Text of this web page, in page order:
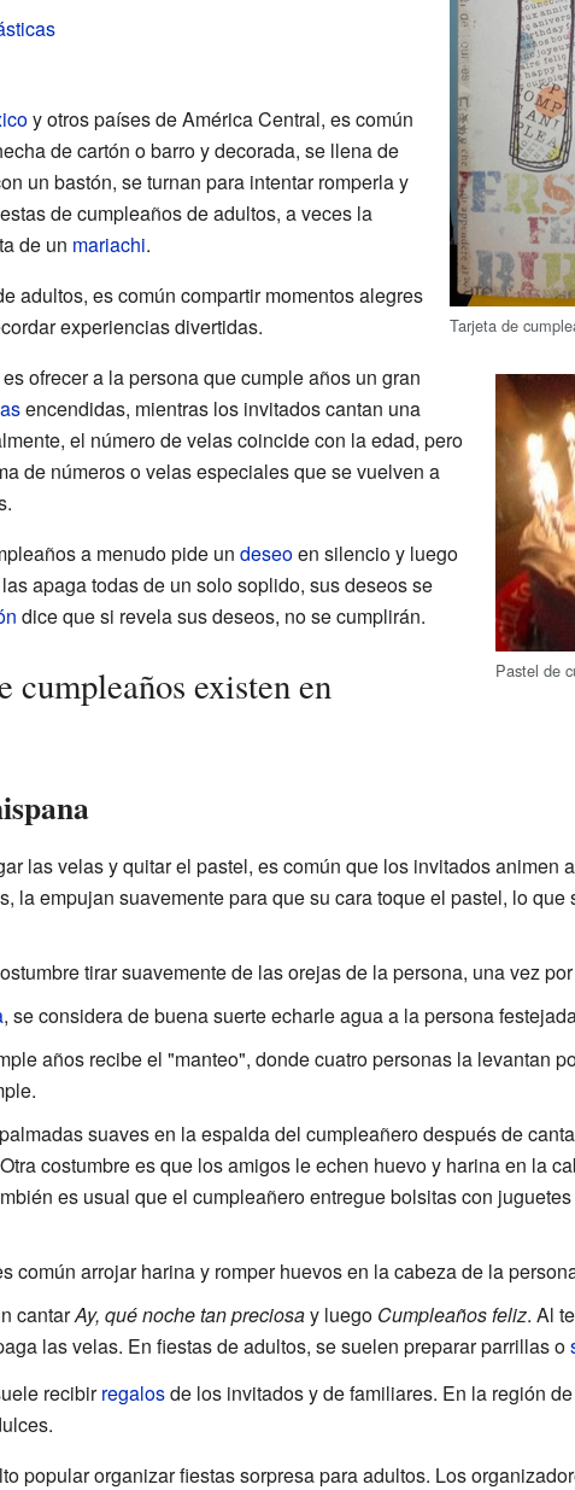
Tarjeta de
y otros países de América Central, es común
de cartón o barro y decorada, se llena de
un bastón, se turnan para intentar romperla y
de cumpleaños de adultos, a veces la
de un mariachi.
adultos, es común compartir momentos alegres
experiencias divertidas.
Pastel de
ofrecer a la persona que cumple años un gran
encendidas, mientras los invitados cantan una
el número de velas coincide con la edad, pero
de números o velas especiales que se vuelven a
a menudo pide un deseoen silencio y luego
apaga todas de un solo soplido, sus deseos se
dice que si revela sus deseos, no se cumplirán.
cumpleaños existen en
las velas y quitar el pastel, es común que los invitados animen
la empujan suavemente para que su cara toque el pastel, lo que
tirar suavemente de las orejas de la persona, una vez
, se considera de buena suerte echarle agua a la persona
años recibe el "manteo", donde cuatro personas la levantan
suaves en la espalda del cumpleañero después de
costumbre es que los amigos le echen huevo y harina en la
es usual que el cumpleañero entregue bolsitas con
común arrojar harina y romper huevos en la cabeza de la
cantarAy, qué noche tan preciosay luego Cumpleaños feliz. Al
las velas. En fiestas de adultos, se suelen preparar parrillas o
recibirregalosde los invitados y de familiares. En la región de
popular organizar fiestas sorpresa para adultos. Los